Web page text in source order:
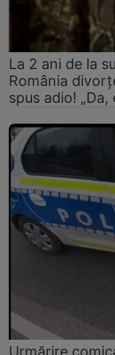
La 2 ani de la
România
spus adio!
Urmărire